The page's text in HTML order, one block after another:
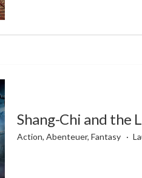
Shang-Chi and the
Action, Abenteuer, Fantasy